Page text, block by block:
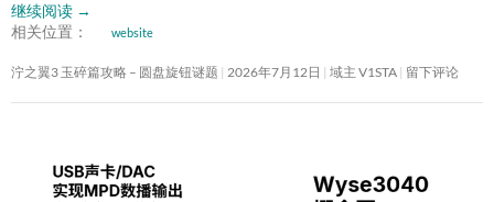
继续阅读 →
相关位置：
website
泞之翼3 玉碎篇攻略 – 圆盘旋钮谜题 2026年7月12日 域主 V1STA 留下评论